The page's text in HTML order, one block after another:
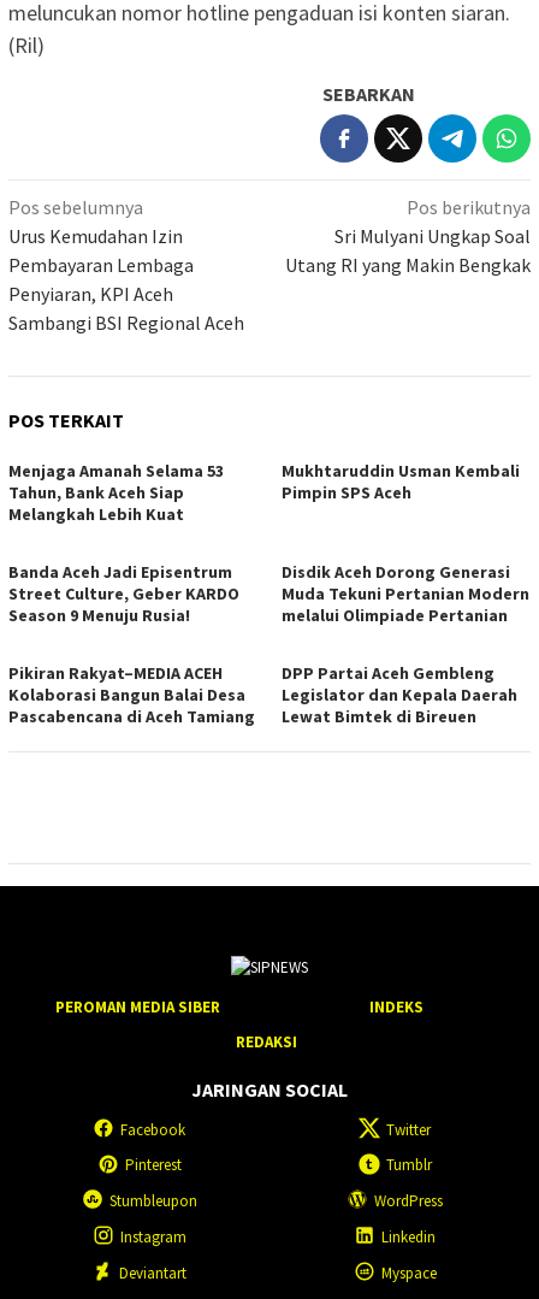
meluncukan nomor hotline pengaduan isi konten siaran.
(Ril)
SEBARKAN
Navigasi
pos
Pos sebelumnya
Urus Kemudahan Izin
Pembayaran Lembaga
Penyiaran, KPI Aceh
Sambangi BSI Regional Aceh
Pos berikutnya
Sri Mulyani Ungkap Soal
Utang RI yang Makin Bengkak
POS TERKAIT
Menjaga Amanah Selama 53
Tahun, Bank Aceh Siap
Melangkah Lebih Kuat
Mukhtaruddin Usman Kembali
Pimpin SPS Aceh
Banda Aceh Jadi Episentrum
Street Culture, Geber KARDO
Season 9 Menuju Rusia!
Disdik Aceh Dorong Generasi
Muda Tekuni Pertanian Modern
melalui Olimpiade Pertanian
Pikiran Rakyat–MEDIA ACEH
Kolaborasi Bangun Balai Desa
Pascabencana di Aceh Tamiang
DPP Partai Aceh Gembleng
Legislator dan Kepala Daerah
Lewat Bimtek di Bireuen
PEROMAN MEDIA SIBER
INDEKS
REDAKSI
JARINGAN SOCIAL
Facebook
Twitter
Pinterest
Tumblr
Stumbleupon
WordPress
Instagram
Linkedin
Deviantart
Myspace